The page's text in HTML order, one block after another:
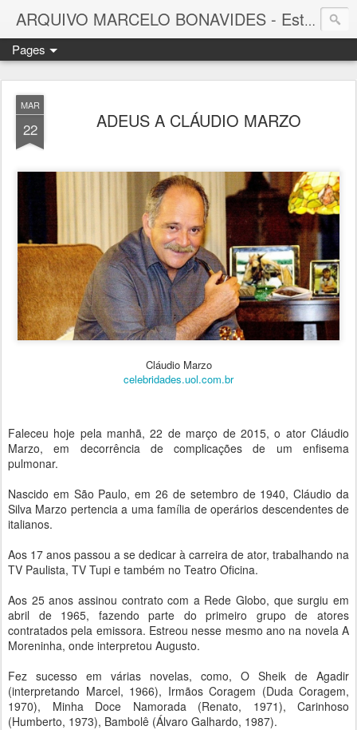
ARQUIVO MARCELO BONAVIDES - Estrelas que nunca se Apagam -
Pages
MAR
22 ADEUS A CLÁUDIO MARZO
Cláudio Marzo
celebridades.uol.com.br
Faleceu hoje pela manhã, 22 de março de 2015, o ator Cláudio
Marzo, em decorrência de complicações de um enfisema
pulmonar.
Nascido em São Paulo, em 26 de setembro de 1940, Cláudio da
Silva Marzo pertencia a uma família de operários descendentes de
italianos.
Aos 17 anos passou a se dedicar à carreira de ator, trabalhando na
TV Paulista, TV Tupi e também no Teatro Oficina.
Aos 25 anos assinou contrato com a Rede Globo, que surgiu em
abril de 1965, fazendo parte do primeiro grupo de atores
contratados pela emissora. Estreou nesse mesmo ano na novela A
Moreninha, onde interpretou Augusto.
Fez sucesso em várias novelas, como, O Sheik de Agadir
(interpretando Marcel, 1966), Irmãos Coragem (Duda Coragem,
1970), Minha Doce Namorada (Renato, 1971), Carinhoso
(Humberto, 1973), Bambolê (Álvaro Galhardo, 1987).